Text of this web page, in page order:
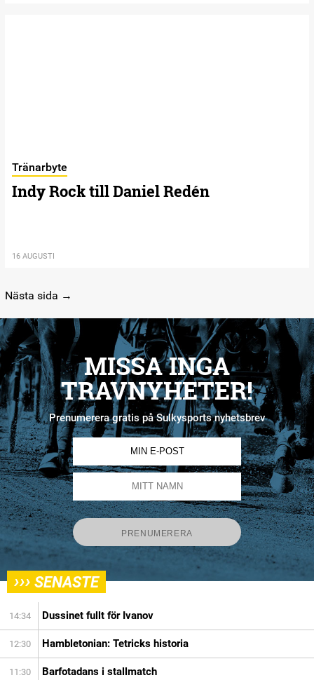
Tränarbyte
Indy Rock till Daniel Redén
16 AUGUSTI
Nästa sida →
MISSA INGA
TRAVNYHETER!
Prenumerera gratis på Sulkysports nyhetsbrev
››› SENASTE
14:34 Dussinet fullt för Ivanov
12:30 Hambletonian: Tetricks historia
11:30 Barfotadans i stallmatch